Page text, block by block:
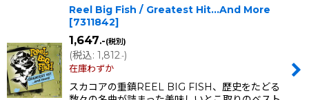
Reel Big Fish / Greatest Hit...And More
[7311842]
1,647.-(税別)
(税込: 1,812.-)
在庫わずか
スカコアの重鎮REEL BIG FISH、歴史をたどる